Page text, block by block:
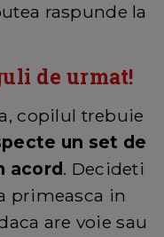
raspunde la
de urmat!
copilul trebuie
un set de
acord. Decideti
primeasca in
are voie sau